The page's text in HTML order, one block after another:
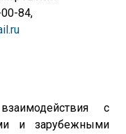
84,
с
и зарубежными